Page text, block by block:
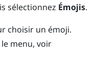
sélectionnez Émojis.
choisir un émoji.
menu, voir